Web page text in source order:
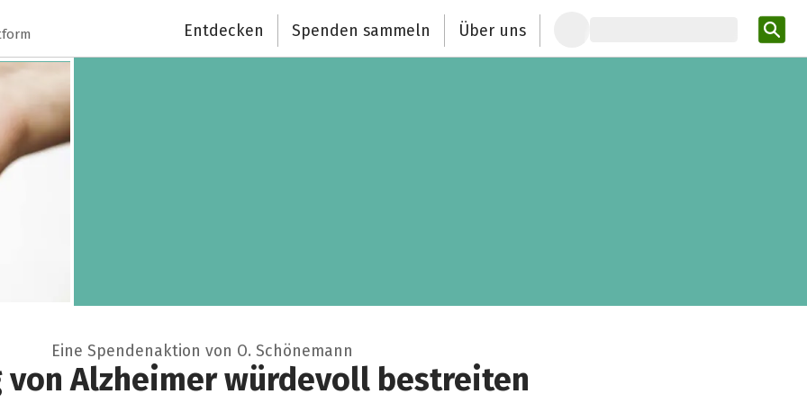
Entdecken Spenden sammeln Über uns
Eine Spendenaktion von O. Schönemann
von Alzheimer würdevoll bestreiten